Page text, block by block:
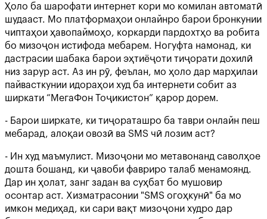
Ҳоло ба шарофати интернет кори мо комилан автоматӣ
шудааст. Мо платформаҳои онлайнро барои бронкунии
чиптаҳои ҳавопаймоҳо, коркарди пардохтҳо ва робита
бо мизоҷон истифода мебарем. Ногуфта намонад, ки
дастрасии шабака барои эҳтиёҷоти тиҷорати дохилӣ
низ зарур аст. Аз ин рӯ, феълан, мо ҳоло дар марҳилаи
пайвасткунии идораҳои худ ба интернети собит аз
ширкати “МегаФон Тоҷикистон” қарор дорем.
- Барои ширкате, ки тиҷораташро ба таври онлайн пеш
мебарад, алоқаи овозӣ ва SMS чӣ лозим аст?
- Ин худ маъмулист. Мизоҷони мо метавонанд саволҳое
дошта бошанд, ки ҷавоби фавриро талаб менамоянд.
Дар ин ҳолат, занг задан ва суҳбат бо мушовир
осонтар аст. Хизматрасонии "SMS огоҳкунӣ" ба мо
имкон медиҳад, ки сари вақт мизоҷони худро дар